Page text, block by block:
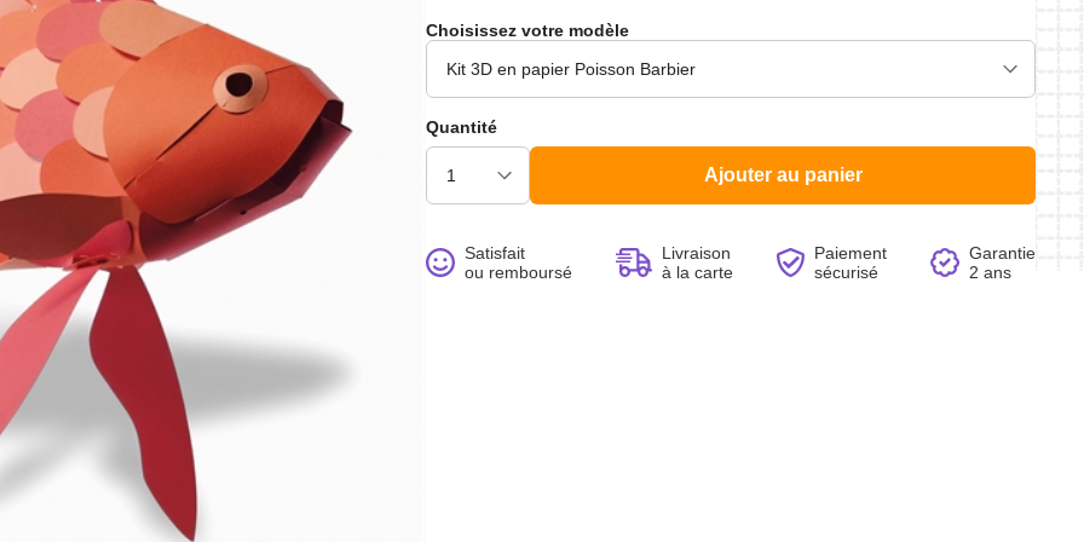
Voir le produit
Voir le produit
>
Voir le produit
Voir le produit
Choisissez votre modèle
Quantité
Ajouter au panier
Satisfait
ou remboursé
Livraison
à la carte
Paiement
sécurisé
Garantie
2 ans